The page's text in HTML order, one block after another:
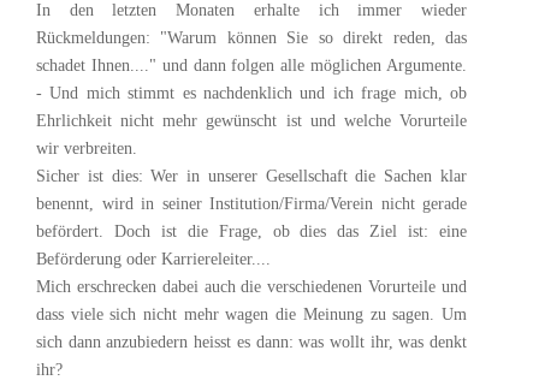
In den letzten Monaten erhalte ich immer wieder
Rückmeldungen: "Warum können Sie so direkt reden, das
schadet Ihnen...." und dann folgen alle möglichen Argumente.
- Und mich stimmt es nachdenklich und ich frage mich, ob
Ehrlichkeit nicht mehr gewünscht ist und welche Vorurteile
wir verbreiten.
Sicher ist dies: Wer in unserer Gesellschaft die Sachen klar
benennt, wird in seiner Institution/Firma/Verein nicht gerade
befördert. Doch ist die Frage, ob dies das Ziel ist: eine
Beförderung oder Karriereleiter....
Mich erschrecken dabei auch die verschiedenen Vorurteile und
dass viele sich nicht mehr wagen die Meinung zu sagen. Um
sich dann anzubiedern heisst es dann: was wollt ihr, was denkt
ihr?